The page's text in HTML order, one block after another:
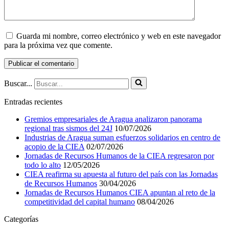
Guarda mi nombre, correo electrónico y web en este navegador
para la próxima vez que comente.
Buscar...
Entradas recientes
Gremios empresariales de Aragua analizaron panorama
regional tras sismos del 24J 10/07/2026
Industrias de Aragua suman esfuerzos solidarios en centro de
acopio de la CIEA 02/07/2026
Jornadas de Recursos Humanos de la CIEA regresaron por
todo lo alto 12/05/2026
CIEA reafirma su apuesta al futuro del país con las Jornadas
de Recursos Humanos 30/04/2026
Jornadas de Recursos Humanos CIEA apuntan al reto de la
competitividad del capital humano 08/04/2026
Categorías